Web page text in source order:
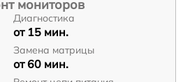
мониторов
Диагностика
от 15 мин.
Замена матрицы
от 60 мин.